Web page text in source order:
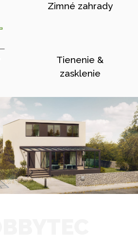
Zimné zahrady
Tienenie &
zasklenie